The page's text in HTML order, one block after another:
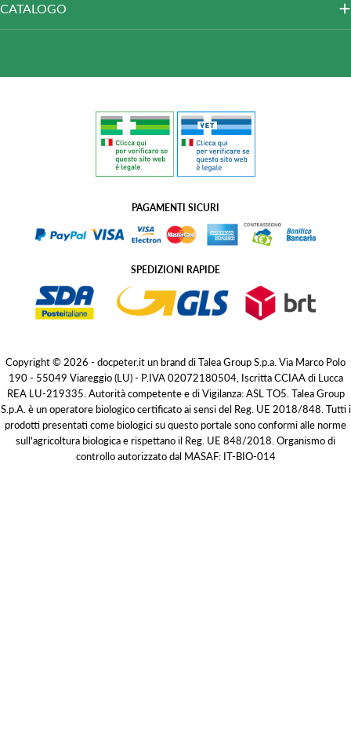
CATALOGO
PAGAMENTI SICURI
SPEDIZIONI RAPIDE
Copyright © 2026 - docpeter.it un brand di Talea Group S.p.a. Via Marco Polo
190 - 55049 Viareggio (LU) - P.IVA 02072180504, Iscritta CCIAA di Lucca
REA LU-219335. Autorità competente e di Vigilanza: ASL TO5. Talea Group
S.p.A. è un operatore biologico certificato ai sensi del Reg. UE 2018/848. Tutti i
prodotti presentati come biologici su questo portale sono conformi alle norme
sull'agricoltura biologica e rispettano il Reg. UE 848/2018. Organismo di
controllo autorizzato dal MASAF: IT-BIO-014